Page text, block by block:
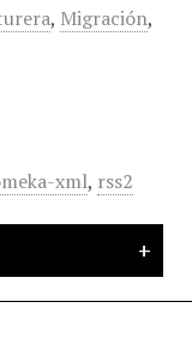
, Migración,
xml, rss2